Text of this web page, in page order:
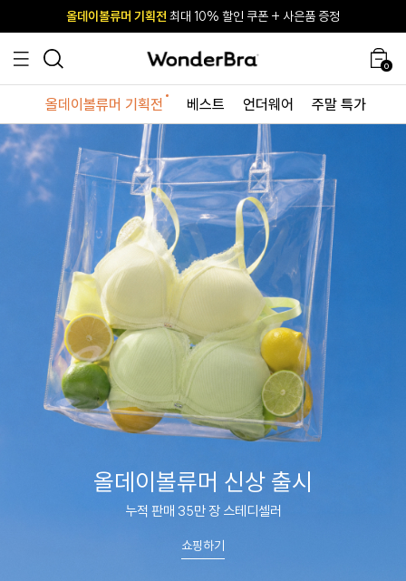
사이즈 무료 교환 서비스
올데이볼류머 기획전 최대 10% 할인 쿠폰 + 사은품 증정
사이즈 무료 교환 서비스
올데이볼류머 기획전
0
올데이볼류머 기획전 베스트 언더웨어 주말 특가
스킨팔레트
피부에 스며드는 부드러움
쇼핑하기